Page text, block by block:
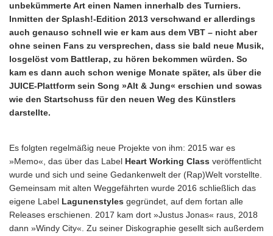
unbekümmerte Art einen Namen innerhalb des Turniers.
Inmitten der Splash!-Edition 2013 verschwand er allerdings
auch genauso schnell wie er kam aus dem VBT – nicht aber
ohne seinen Fans zu versprechen, dass sie bald neue Musik,
losgelöst vom Battlerap, zu hören bekommen würden. So
kam es dann auch schon wenige Monate später, als über die
JUICE-Plattform sein Song »Alt & Jung« erschien und sowas
wie den Startschuss für den neuen Weg des Künstlers
darstellte.
Es folgten regelmäßig neue Projekte von ihm: 2015 war es
»Memo«, das über das Label Heart Working Class veröffentlicht
wurde und sich und seine Gedankenwelt der (Rap)Welt vorstellte.
Gemeinsam mit alten Weggefährten wurde 2016 schließlich das
eigene Label Lagunenstyles gegründet, auf dem fortan alle
Releases erschienen. 2017 kam dort »Justus Jonas« raus, 2018
dann »Windy City«. Zu seiner Diskographie gesellt sich außerdem